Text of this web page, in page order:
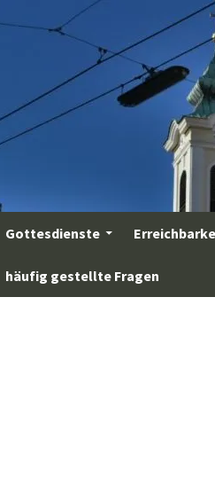
Gottesdienste
häufig gestellte Fragen